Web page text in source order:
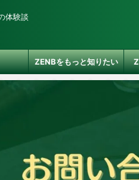
体験談
ZENBをもっと知りたい